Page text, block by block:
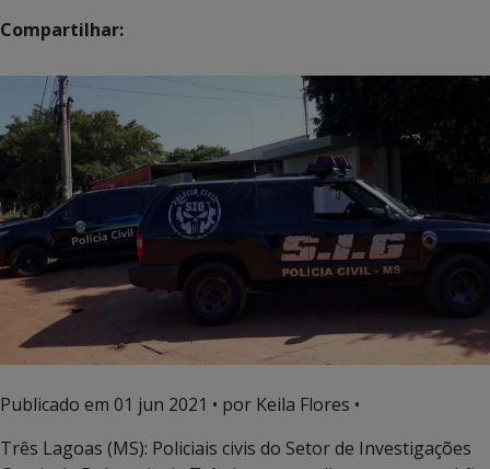
Compartilhar:
Publicado em 01 jun 2021 • por Keila Flores •
Três Lagoas (MS): Policiais civis do Setor de Investigações